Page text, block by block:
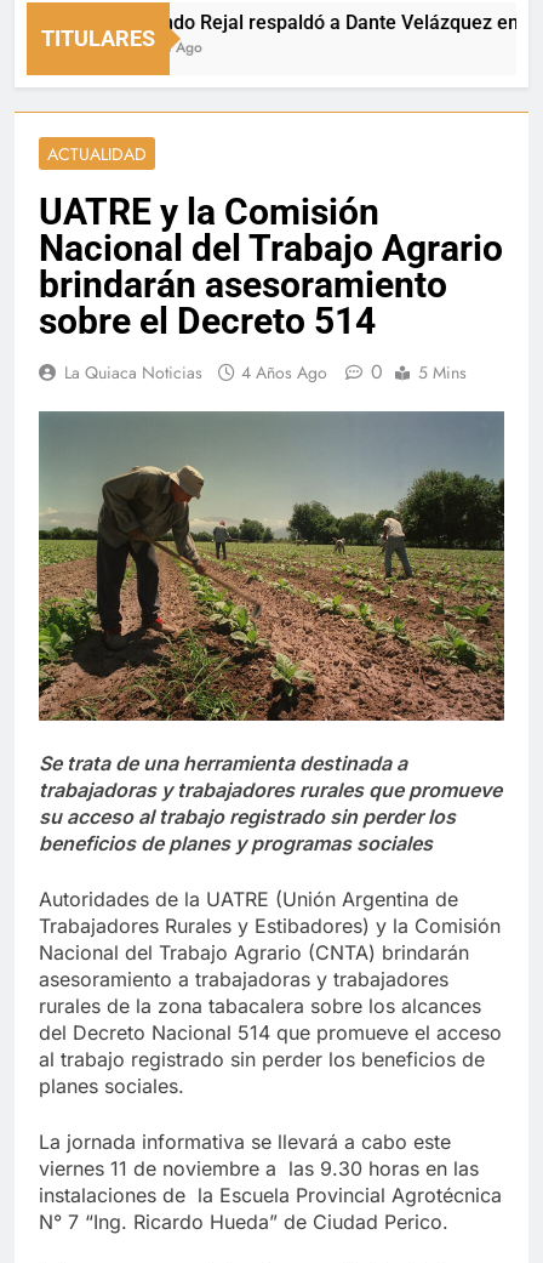
TITULARES
Fernando Rejal respaldó a Dante Velázquez en el
14 Horas Ago
ACTUALIDAD
UATRE y la Comisión
Nacional del Trabajo Agrario
brindarán asesoramiento
sobre el Decreto 514
La Quiaca Noticias 4 Años Ago 0 5 Mins
Se trata de una herramienta destinada a
trabajadoras y trabajadores rurales que promueve
su acceso al trabajo registrado sin perder los
beneficios de planes y programas sociales
Autoridades de la UATRE (Unión Argentina de
Trabajadores Rurales y Estibadores) y la Comisión
Nacional del Trabajo Agrario (CNTA) brindarán
asesoramiento a trabajadoras y trabajadores
rurales de la zona tabacalera sobre los alcances
del Decreto Nacional 514 que promueve el acceso
al trabajo registrado sin perder los beneficios de
planes sociales.
La jornada informativa se llevará a cabo este
viernes 11 de noviembre a las 9.30 horas en las
instalaciones de la Escuela Provincial Agrotécnica
N° 7 “Ing. Ricardo Hueda” de Ciudad Perico.